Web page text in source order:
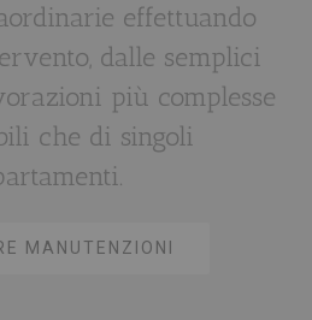
effettuando
dalle semplici
più complesse
che di singoli
MANUTENZIONI